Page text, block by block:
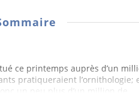
ce printemps auprès d’un
pratiqueraient l’ornithologie;